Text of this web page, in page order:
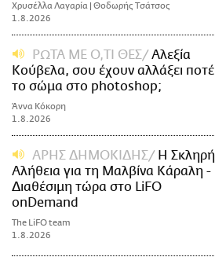
Χρυσέλλα Λαγαρία | Θοδωρής Τσάτσος
1.8.2026
ΡΩΤΑ ΜΕ Ο,ΤΙ ΘΕΣ
Αλεξία
Κούβελα, σου έχουν αλλάξει ποτέ
το σώμα στο photoshop;
Άννα Κόκορη
1.8.2026
ΑΡΗΣ ΔΗΜΟΚΙΔΗΣ
Η Σκληρή
Αλήθεια για τη Μαλβίνα Κάραλη -
Διαθέσιμη τώρα στo LiFO
onDemand
The LiFO team
1.8.2026